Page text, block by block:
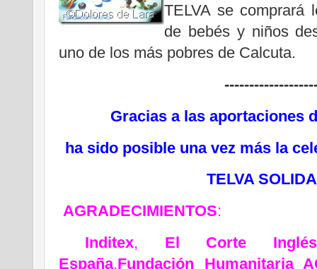
TELVA se comprará
de bebés y niños
uno de los más pobres de Calcuta.
Gracias a las aportaciones
ha sido posible una vez más la
TELVA
AGRADECIMIENTOS:
Inditex, El Corte Inglés
España,Fundación Humanitaria